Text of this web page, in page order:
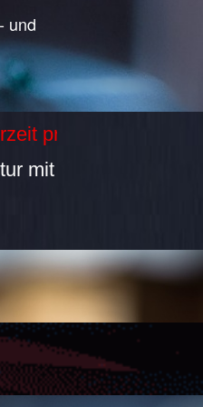
und
wir selbst
allen Bestandteilen